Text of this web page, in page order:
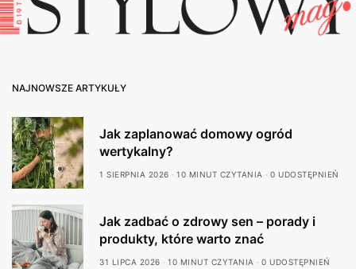
NAJNOWSZE ARTYKUŁY
Jak zaplanować domowy ogród
wertykalny?
1 SIERPNIA 2026 10 MINUT CZYTANIA 0 UDOSTĘPNIEŃ
Jak zadbać o zdrowy sen – porady i
produkty, które warto znać
31 LIPCA 2026 10 MINUT CZYTANIA 0 UDOSTĘPNIEŃ